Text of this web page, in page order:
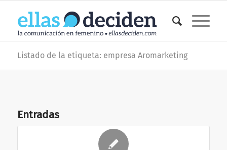
Listado de la etiqueta: empresa Aromarketing
Entradas